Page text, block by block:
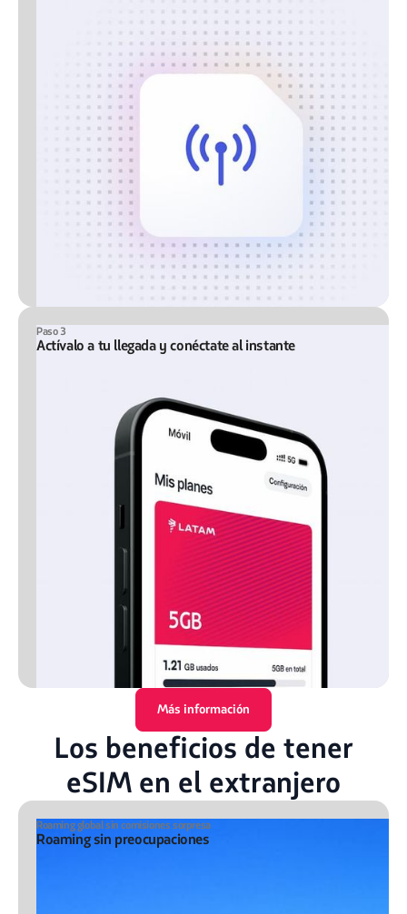
Paso 3
Actívalo a tu llegada y conéctate al instante
Más información
Los beneficios de tener
eSIM en el extranjero
Roaming global sin comisiones sorpresa
Roaming sin preocupaciones